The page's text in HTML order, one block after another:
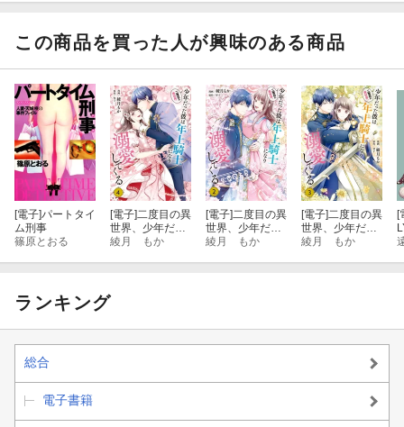
この商品を買った人が興味のある商品
[電子]パートタイ
ム刑事
篠原とおる
[電子]二度目の異
世界、少年だっ
た彼は年上騎士
綾月 もか
[電子]二度目の異
世界、少年だっ
た彼は年上騎士
綾月 もか
[電子]二度目の異
世界、少年だっ
た彼は年上騎士
綾月 もか
[
ランキング
総合
電子書籍